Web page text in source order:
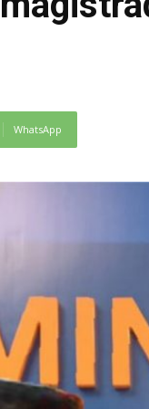
WhatsApp